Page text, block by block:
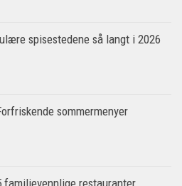
spisestedene så langt i 2026
sommermenyer
familievennlige restauranter